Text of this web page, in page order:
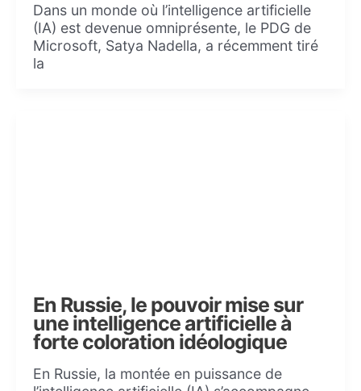
Dans un monde où l’intelligence artificielle
(IA) est devenue omniprésente, le PDG de
Microsoft, Satya Nadella, a récemment tiré
la
En Russie, le pouvoir mise sur
une intelligence artificielle à
forte coloration idéologique
En Russie, la montée en puissance de